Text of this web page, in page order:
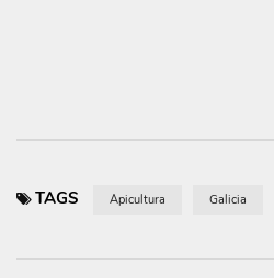
TAGS Apicultura Galicia